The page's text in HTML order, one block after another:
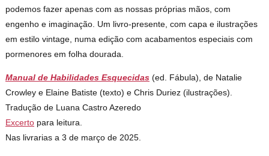
podemos fazer apenas com as nossas próprias mãos, com
engenho e imaginação. Um livro-presente, com capa e ilustrações
em estilo vintage, numa edição com acabamentos especiais com
pormenores em folha dourada.
Manual de Habilidades Esquecidas (ed. Fábula), de Natalie
Crowley e Elaine Batiste (texto) e Chris Duriez (ilustrações).
Tradução de Luana Castro Azeredo
Excerto para leitura.
Nas livrarias a 3 de março de 2025.